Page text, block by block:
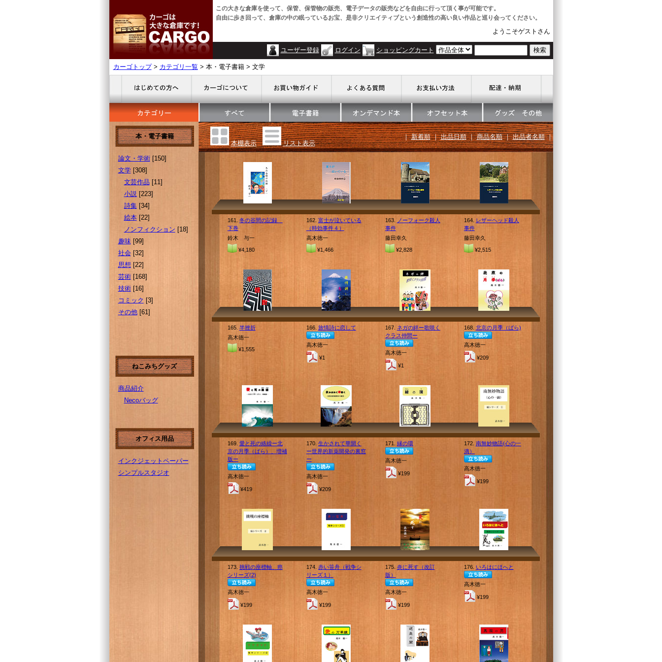
この大きな倉庫を使って、保管、保管物の販売、電子データの販売などを自由に行って頂く事が可能です。
自由に歩き回って、倉庫の中の眠っているお宝、是非クリエイティブという創造性の高い良い作品と巡り会ってください。
ようこそゲストさん
ユーザー登録 ログイン ショッピングカート
カーゴトップ> カテゴリ一覧 > 本・電子書籍 > 文学
本・電子書籍
論文・学術[150]
文学[308]
文芸作品 [11]
小説[223]
詩集[34]
絵本[22]
ノンフィクション [18]
趣味[99]
社会[32]
思想 [22]
芸術[168]
技術[16]
コミック [3]
その他[61]
ねこみちグッズ
商品紹介
Necoバッグ
オフィス用品
インクジェットペーパー
シンプルスタジオ
本棚表示 リスト表示
｜新着順｜出品日順｜商品名順｜出品者名順｜
161. 冬の谷間の記録
下巻
鈴木 与一
¥4,180
162. 富士が泣いている
（時効事件４）
高木徳一
¥1,466
163.
ノーフォーク殺人
事件
藤田幸久
¥2,828
164. レザーヘッド殺人
事件
藤田幸久
¥2,515
165. 半挫折
高木徳一
¥1,555
166. 旅情詩に恋して
高木徳一
¥1
167. ネガの絆ー歌咲く
クラス仲間ー
高木徳一
¥1
168. 北京の月季（ばら)
高木徳一
¥209
169. 愛と死の絡繰ー北
京の月季（ばら）、増補
版ー
高木徳一
¥419
170. 生かされて華開く
ー世界的新薬開発の裏窓
ー
高木徳一
¥209
171. 縁の環
高木徳一
¥199
172. 南無妙物語(心の一
滴）
高木徳一
¥199
173. 挑戦の座標軸、癌
シリーズ(2)
高木徳一
¥199
174. 赤い笹舟（戦争シ
リーズ１）
高木徳一
¥199
175. 炎に死す（改訂
版）
高木徳一
¥199
176. いろはにほへと
高木徳一
¥199